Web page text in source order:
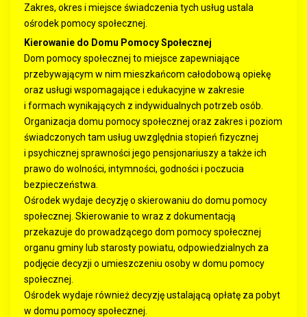
Zakres, okres i miejsce świadczenia tych usług ustala
ośrodek pomocy społecznej.
Kierowanie do Domu Pomocy Społecznej
Dom pomocy społecznej to miejsce zapewniające
przebywającym w nim mieszkańcom całodobową opiekę
oraz usługi wspomagające i edukacyjne w zakresie
i formach wynikających z indywidualnych potrzeb osób.
Organizacja domu pomocy społecznej oraz zakres i poziom
świadczonych tam usług uwzględnia stopień fizycznej
i psychicznej sprawności jego pensjonariuszy a także ich
prawo do wolności, intymności, godności i poczucia
bezpieczeństwa.
Ośrodek wydaje decyzję o skierowaniu do domu pomocy
społecznej. Skierowanie to wraz z dokumentacją
przekazuje do prowadzącego dom pomocy społecznej
organu gminy lub starosty powiatu, odpowiedzialnych za
podjęcie decyzji o umieszczeniu osoby w domu pomocy
społecznej.
Ośrodek wydaje również decyzję ustalającą opłatę za pobyt
w domu pomocy społecznej.